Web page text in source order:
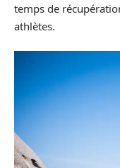
temps de
athlètes.